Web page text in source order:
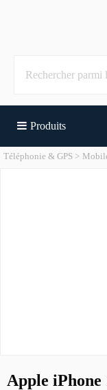
Produits
Téléphonie & GPS
Apple iPhone